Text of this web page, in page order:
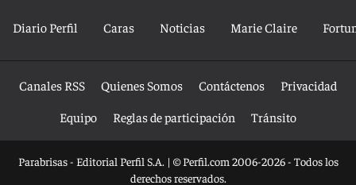
Diario Perfil Caras Noticias Marie Claire
Canales RSS Quienes Somos Contáctenos
Privacidad
Equipo
Reglas de participación Tránsito
Parabrisas - Editorial Perfil S.A. | © Perfil.com 2006-2026 - Todos los
derechos reservados.